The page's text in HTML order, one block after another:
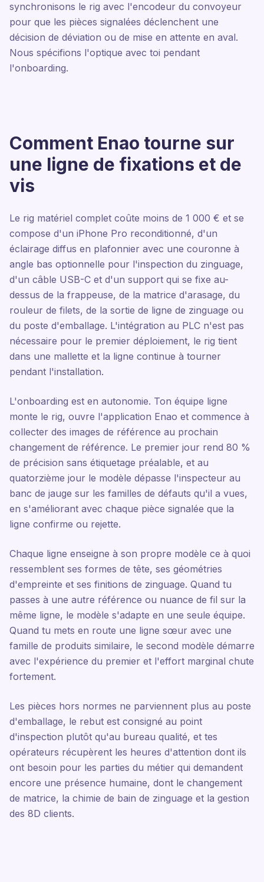
synchronisons le rig avec l'encodeur du convoyeur
pour que les pièces signalées déclenchent une
décision de déviation ou de mise en attente en aval.
Nous spécifions l'optique avec toi pendant
l'onboarding.
Comment Enao tourne sur
une ligne de fixations et de
vis
Le rig matériel complet coûte moins de 1 000 € et se
compose d'un iPhone Pro reconditionné, d'un
éclairage diffus en plafonnier avec une couronne à
angle bas optionnelle pour l'inspection du zinguage,
d'un câble USB-C et d'un support qui se fixe au-
dessus de la frappeuse, de la matrice d'arasage, du
rouleur de filets, de la sortie de ligne de zinguage ou
du poste d'emballage. L'intégration au PLC n'est pas
nécessaire pour le premier déploiement, le rig tient
dans une mallette et la ligne continue à tourner
pendant l'installation.
L'onboarding est en autonomie. Ton équipe ligne
monte le rig, ouvre l'application Enao et commence à
collecter des images de référence au prochain
changement de référence. Le premier jour rend 80 %
de précision sans étiquetage préalable, et au
quatorzième jour le modèle dépasse l'inspecteur au
banc de jauge sur les familles de défauts qu'il a vues,
en s'améliorant avec chaque pièce signalée que la
ligne confirme ou rejette.
Chaque ligne enseigne à son propre modèle ce à quoi
ressemblent ses formes de tête, ses géométries
d'empreinte et ses finitions de zinguage. Quand tu
passes à une autre référence ou nuance de fil sur la
même ligne, le modèle s'adapte en une seule équipe.
Quand tu mets en route une ligne sœur avec une
famille de produits similaire, le second modèle démarre
avec l'expérience du premier et l'effort marginal chute
fortement.
Les pièces hors normes ne parviennent plus au poste
d'emballage, le rebut est consigné au point
d'inspection plutôt qu'au bureau qualité, et tes
opérateurs récupèrent les heures d'attention dont ils
ont besoin pour les parties du métier qui demandent
encore une présence humaine, dont le changement
de matrice, la chimie de bain de zinguage et la gestion
des 8D clients.